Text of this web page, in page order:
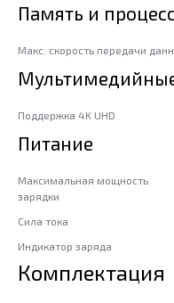
Память и
Макс. скорость передачи
Поддержка 4K UHD
Питание
Максимальная мощность
зарядки
Сила тока
Индикатор заряда
Комплектация